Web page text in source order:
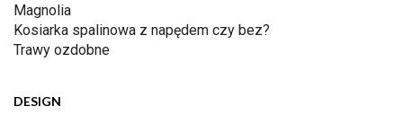
Magnolia
Kosiarka spalinowa z napędem czy bez?
Trawy ozdobne
DESIGN